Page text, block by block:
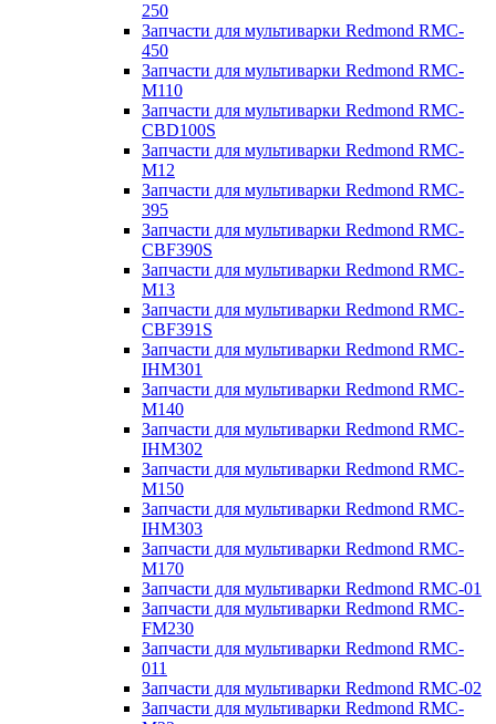
250
Запчасти для мультиварки Redmond RMC-
450
Запчасти для мультиварки Redmond RMC-
M110
Запчасти для мультиварки Redmond RMC-
CBD100S
Запчасти для мультиварки Redmond RMC-
M12
Запчасти для мультиварки Redmond RMC-
395
Запчасти для мультиварки Redmond RMC-
CBF390S
Запчасти для мультиварки Redmond RMC-
M13
Запчасти для мультиварки Redmond RMC-
CBF391S
Запчасти для мультиварки Redmond RMC-
IHM301
Запчасти для мультиварки Redmond RMC-
M140
Запчасти для мультиварки Redmond RMC-
IHM302
Запчасти для мультиварки Redmond RMC-
M150
Запчасти для мультиварки Redmond RMC-
IHM303
Запчасти для мультиварки Redmond RMC-
M170
Запчасти для мультиварки Redmond RMC-01
Запчасти для мультиварки Redmond RMC-
FM230
Запчасти для мультиварки Redmond RMC-
011
Запчасти для мультиварки Redmond RMC-02
Запчасти для мультиварки Redmond RMC-